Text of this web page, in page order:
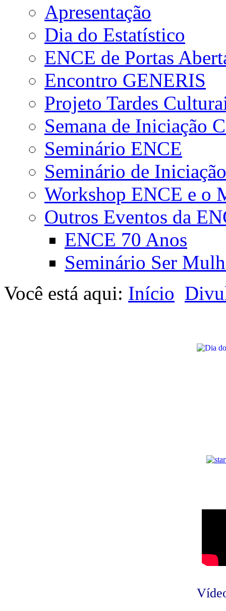
Apresentação
Dia do Estatístico
ENCE de Portas
Encontro GENERIS
Projeto Tardes
Semana de Iniciação
Seminário ENCE
Seminário de
Workshop ENCE e o
Outros Eventos da
ENCE 70 Anos
Seminário Ser
Você está aqui: Início